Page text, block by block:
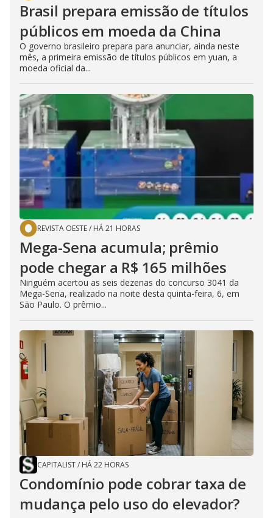
Brasil prepara emissão de títulos
públicos em moeda da China
O governo brasileiro prepara para anunciar, ainda neste
mês, a primeira emissão de títulos públicos em yuan, a
moeda oficial da...
REVISTA OESTE/ HÁ 21 HORAS
Mega-Sena acumula; prêmio
pode chegar a R$ 165 milhões
Ninguém acertou as seis dezenas do concurso 3041 da
Mega-Sena, realizado na noite desta quinta-feira, 6, em
São Paulo. O prêmio...
CAPITALIST/ HÁ 22 HORAS
Condomínio pode cobrar taxa de
mudança pelo uso do elevador?